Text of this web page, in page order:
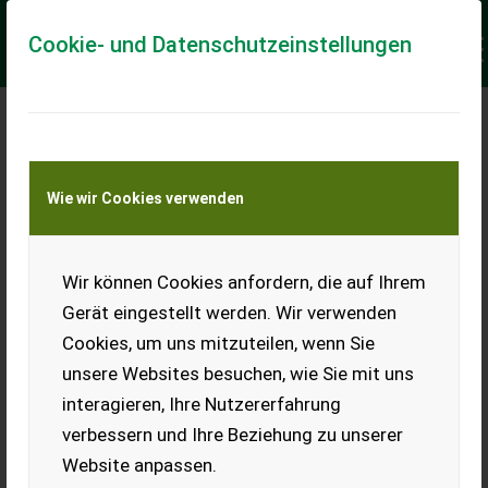
Cookie- und Datenschutzeinstellungen
Wie wir Cookies verwenden
Wir können Cookies anfordern, die auf Ihrem
Gerät eingestellt werden. Wir verwenden
Cookies, um uns mitzuteilen, wenn Sie
unsere Websites besuchen, wie Sie mit uns
interagieren, Ihre Nutzererfahrung
verbessern und Ihre Beziehung zu unserer
Website anpassen.
Meine Transportkostenanfrage
Transport von Land- und Baumaschinen –
KEINE Tiertransporte
Ladeort
Ort